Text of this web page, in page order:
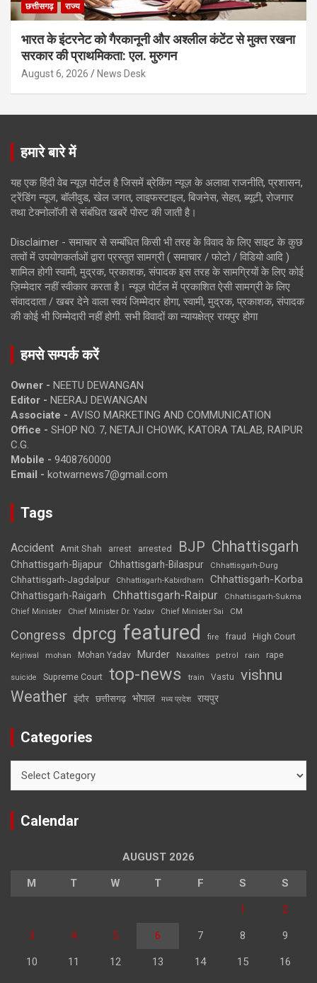
छत्तीसगढ़ राज्य
भारत के इंटरनेट को गैरकानूनी और अश्लील कंटेंट से मुक्त रखना
सरकार की प्राथमिकता: एल. मुरुगन
August 6, 2026 News Desk
हमारे बारे में
यह एक हिंदी वेब न्यूज़ पोर्टल है जिसमें ब्रेकिंग न्यूज़ के अलावा राजनीति, प्रशासन,
ट्रेंडिंग न्यूज, बॉलीवुड, खेल जगत, लाइफस्टाइल, बिजनेस, सेहत, ब्यूटी, रोजगार
तथा टेक्नोलॉजी से संबंधित खबरें पोस्ट की जाती है।
Disclaimer - समाचार से सम्बंधित किसी भी तरह के विवाद के लिए साइट के कुछ
तत्वों में उपयोगकर्ताओं द्वारा प्रस्तुत सामग्री ( समाचार / फोटो / विडियो आदि )
शामिल होगी स्वामी, मुद्रक, प्रकाशक, संपादक इस तरह के सामग्रियों के लिए कोई
ज़िम्मेदार नहीं स्वीकार करता है। न्यूज़ पोर्टल में प्रकाशित ऐसी सामग्री के लिए
संवाददाता / खबर देने वाला स्वयं जिम्मेदार होगा, स्वामी, मुद्रक, प्रकाशक, संपादक
की कोई भी जिम्मेदारी नहीं होगी. सभी विवादों का न्यायक्षेत्र रायपुर होगा
हमसे सम्पर्क करें
Owner - NEETU DEWANGAN
Editor - NEERAJ DEWANGAN
Associate - AVISO MARKETING AND COMMUNICATION
Office - SHOP NO. 7, NETAJI CHOWK, KATORA TALAB, RAIPUR
C.G.
Mobile - 9408760000
Email - kotwarnews7@gmail.com
Tags
Accident Amit Shah arrest arrested BJP Chhattisgarh
Chhattisgarh-Bijapur Chhattisgarh-Bilaspur Chhattisgarh-Durg
Chhattisgarh-Jagdalpur Chhattisgarh-Kabirdham Chhattisgarh-Korba
Chhattisgarh-Raigarh Chhattisgarh-Raipur
Chhattisgarh-Sukma
Chief Minister
Chief Minister Dr. Yadav Chief Minister Sai CM
Congress dprcg featured fire fraud High Court
Kejriwal mohan Mohan Yadav Murder Naxalites petrol rain rape
suicide Supreme Court top-news train Vastu vishnu
Weather इंदौर छत्तीसगढ़ भोपाल मध्य प्रदेश रायपुर
Categories
Calendar
AUGUST 2026
M T W T F S S
1 2
3 4 5 6 7 8 9
10 11 12 13 14 15 16